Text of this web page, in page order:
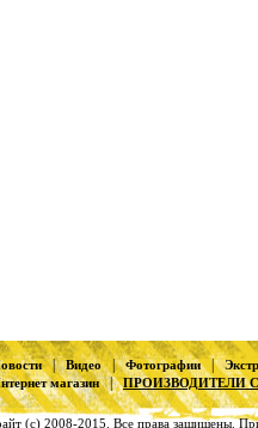
|Видео|Фотографии|
магазин|ПРОИЗВОДИТЕЛИ
(с) 2008-2015. Все права защищены.